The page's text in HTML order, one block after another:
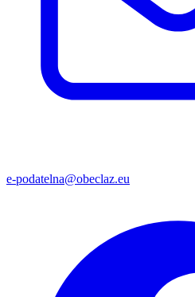
e-podatelna@obeclaz.eu